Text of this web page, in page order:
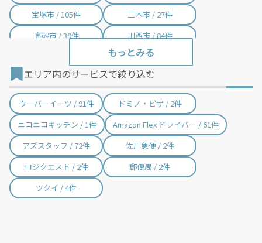
宝塚市 / 105件
三木市 / 27件
高砂市 / 39件
川西市 / 84件
三田市 / 84件
加西市 / 13件
丹波篠山市 / 9件
養父市 / 6件
丹波市 / 18件
南あわじ市 / 1件
朝来市 / 16件
淡路市 / 1件
宍粟市 / 2件
加東市 / 23件
たつの市 / 28件
猪名川町 / 3件
エリア内のサービスで絞り込む
ウーバーイーツ / 91件
ドミノ・ピザ / 2件
ニコニコキッチン / 1件
Amazon Flex ドライバー / 61件
アズスタッフ / 72件
佐川急便 / 2件
ロジクエスト / 2件
郵便局 / 2件
ツクイ / 4件